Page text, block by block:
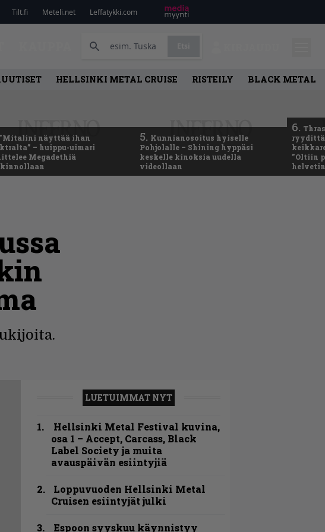
Tilt.fi Meteli.net Leffatykki.com
HELLSINKI METAL CRUISE RISTEILY BLACK METAL
”Mitalini näyttää ihan
– huippu-uimari
Megadethiä
5. Kunnianosoitus hyiselle
Pohjolalle – Shining hyppäsi
keskelle kinoksia uudella
videollaan
6.
”Oltiin
LUETUIMMAT NYT
Hellsinki Metal Festival kuvina,
osa 1 – Accept, Carcass, Black
Label Society ja muita
avauspäivän esiintyjiä
Loppuvuoden Hellsinki Metal
Cruisen esiintyjät julki
Espoon syyskuu käynnistyy